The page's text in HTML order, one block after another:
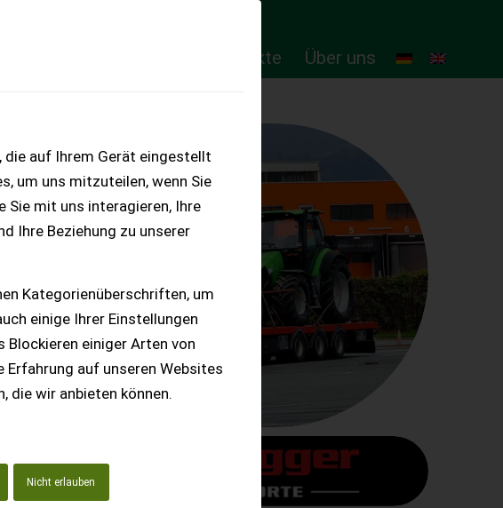
die auf Ihrem Gerät eingestellt
um uns mitzuteilen, wenn Sie
Sie mit uns interagieren, Ihre
Ihre Beziehung zu unserer
Kategorienüberschriften, um
einige Ihrer Einstellungen
Blockieren einiger Arten von
Erfahrung auf unseren Websites
die wir anbieten können.
Nicht erlauben
Online-Produkte Über uns